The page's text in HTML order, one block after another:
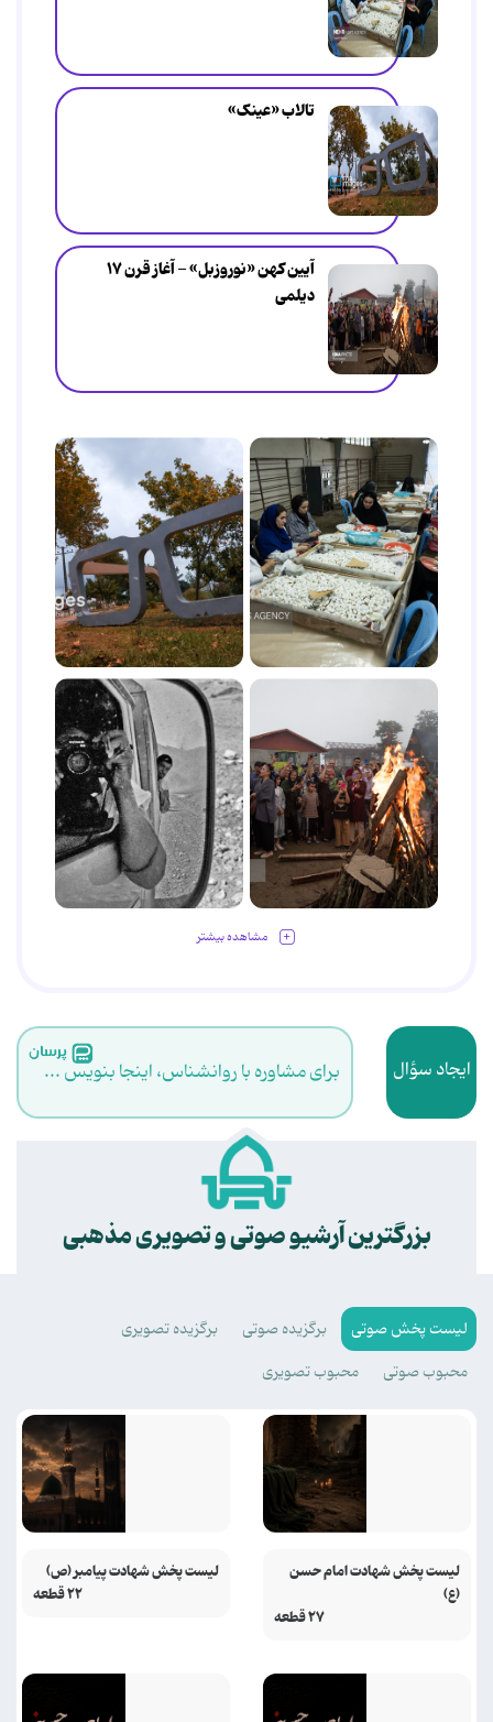
تالاب «عینک»
آیین کهن «نوروزبل» - آغاز قرن ۱۷
دیلمی
مشاهده بیشتر
ایجاد سؤال برای مشاوره با روانشناس، اینجا بنویس ...
.
بزرگترین آرشیو صوتی و تصویری مذهبی
لیست پخش صوتی برگزیده صوتی
برگزیده تصویری
محبوب صوتی
محبوب تصویری
۲۷ قطعه
لیست پخش شهادت امام حسن
(ع)
۲۲ قطعه
لیست پخش شهادت پیامبر (ص)